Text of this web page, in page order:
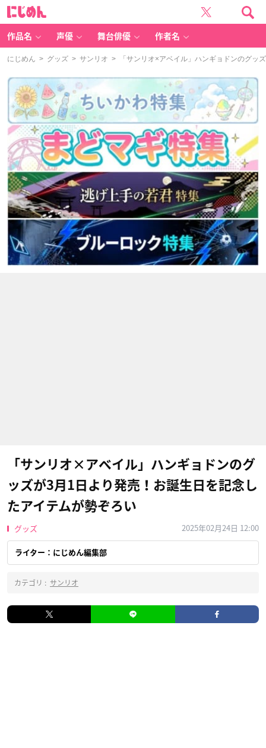
作品名 声優 舞台俳優 作者名
にじめん > グッズ > サンリオ > 「サンリオ×アベイル」ハンギョドンのグッ
「サンリオ×アベイル」ハンギョドンのグ
ッズが3月1日より発売！お誕生日を記念し
たアイテムが勢ぞろい
グッズ 2025年02月24日 12:00
ライター：にじめん編集部
カテゴリ : サンリオ